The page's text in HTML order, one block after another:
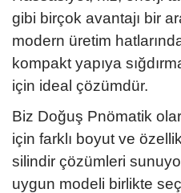
gibi birçok avantajı bir
modern üretim
kompakt yapıya
için ideal çözümdür.
Biz Doğuş Pnömatik
için farklı boyut ve
silindir çözümleri
uygun modeli birlikte